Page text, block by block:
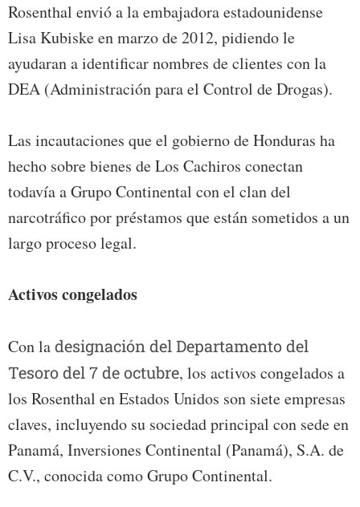
Rosenthal envió a la embajadora estadounidense
Lisa Kubiske en marzo de 2012, pidiendo le
ayudaran a identificar nombres de clientes con la
DEA (Administración para el Control de Drogas).
Las incautaciones que el gobierno de Honduras ha
hecho sobre bienes de Los Cachiros conectan
todavía a Grupo Continental con el clan del
narcotráfico por préstamos que están sometidos a un
largo proceso legal.
Activos congelados
Con ladesignación del Departamento del
Tesoro del 7 de octubre, los activos congelados a
los Rosenthal en Estados Unidos son siete empresas
claves, incluyendo su sociedad principal con sede en
Panamá, Inversiones Continental (Panamá), S.A. de
C.V., conocida como Grupo Continental.